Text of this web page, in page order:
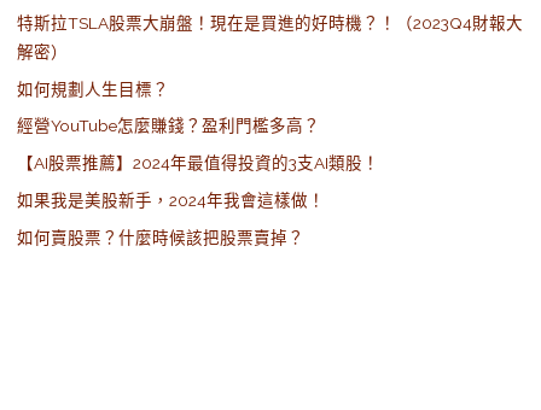
特斯拉TSLA股票大崩盤！現在是買進的好時機？！（2023Q4財報大
解密）
如何規劃人生目標？
經營YouTube怎麼賺錢？盈利門檻多高？
【AI股票推薦】2024年最值得投資的3支AI類股！
如果我是美股新手，2024年我會這樣做！
如何賣股票？什麼時候該把股票賣掉？